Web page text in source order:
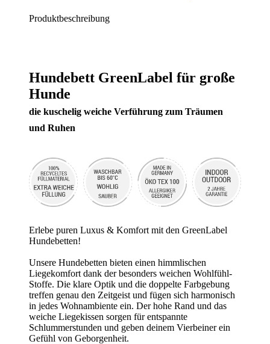
Produktbeschreibung
Hundebett GreenLabel für große
Hunde
die kuschelig weiche Verführung zum Träumen
und Ruhen
Erlebe puren Luxus & Komfort mit den GreenLabel
Hundebetten!
Unsere Hundebetten bieten einen himmlischen
Liegekomfort dank der besonders weichen Wohlfühl-
Stoffe. Die klare Optik und die doppelte Farbgebung
treffen genau den Zeitgeist und fügen sich harmonisch
in jedes Wohnambiente ein. Der hohe Rand und das
weiche Liegekissen sorgen für entspannte
Schlummerstunden und geben deinem Vierbeiner ein
Gefühl von Geborgenheit.